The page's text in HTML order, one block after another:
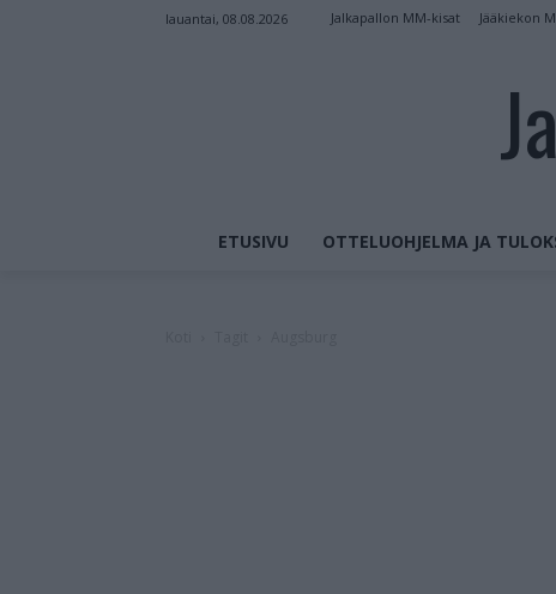
lauantai, 08.08.2026 Jalkapallon MM-kisat Jääkiekon
ETUSIVU OTTELUOHJELMA JA